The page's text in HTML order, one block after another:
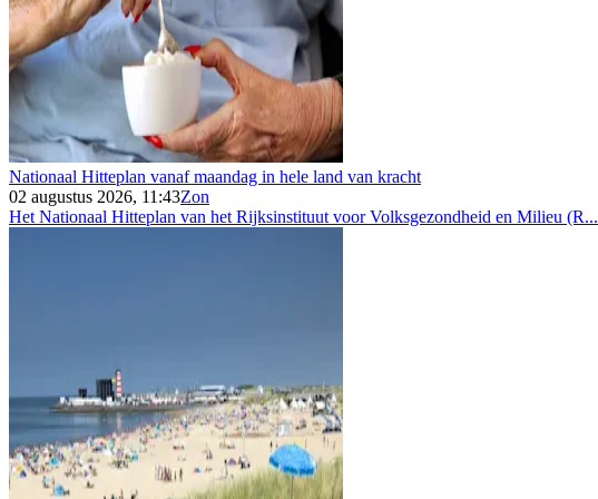
Nationaal Hitteplan vanaf maandag in hele land van kracht
02 augustus 2026, 11:43Zon
Het Nationaal Hitteplan van het Rijksinstituut voor Volksgezondheid en Milieu (R...